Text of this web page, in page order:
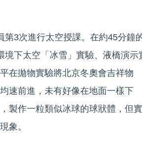
3次進行太空授課。在約45分鐘
下太空「冰雪」實驗、液橋演示
在拋物實驗將北京冬奧會吉祥物
速前進，未有好像在地面一樣下
製作一粒類似冰球的球狀體，但實
象。